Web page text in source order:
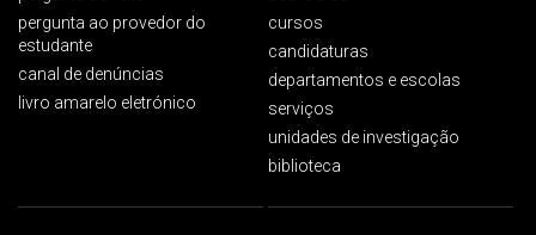
pergunta ao provedor do
estudante
canal de denúncias
livro amarelo eletrónico
cursos
candidaturas
departamentos e escolas
serviços
unidades de investigação
biblioteca